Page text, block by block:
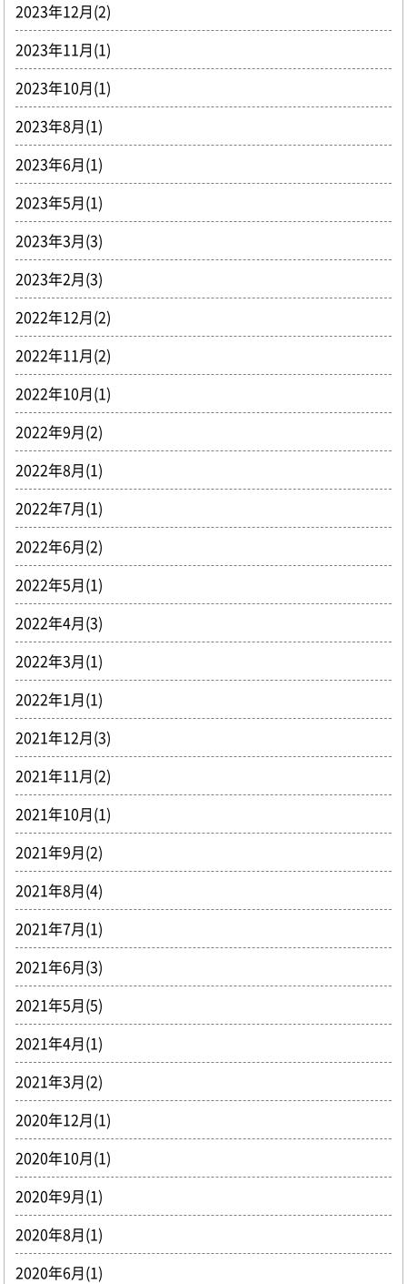
2023年12月(2)
2023年11月(1)
2023年10月(1)
2023年8月(1)
2023年6月(1)
2023年5月(1)
2023年3月(3)
2023年2月(3)
2022年12月(2)
2022年11月(2)
2022年10月(1)
2022年9月(2)
2022年8月(1)
2022年7月(1)
2022年6月(2)
2022年5月(1)
2022年4月(3)
2022年3月(1)
2022年1月(1)
2021年12月(3)
2021年11月(2)
2021年10月(1)
2021年9月(2)
2021年8月(4)
2021年7月(1)
2021年6月(3)
2021年5月(5)
2021年4月(1)
2021年3月(2)
2020年12月(1)
2020年10月(1)
2020年9月(1)
2020年8月(1)
2020年6月(1)